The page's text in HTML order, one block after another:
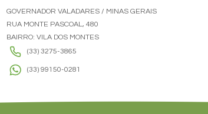
GOVERNADOR VALADARES / MINAS GERAIS
RUA MONTE PASCOAL, 480
BAIRRO: VILA DOS MONTES
(33) 3275-3865
(33) 99150-0281